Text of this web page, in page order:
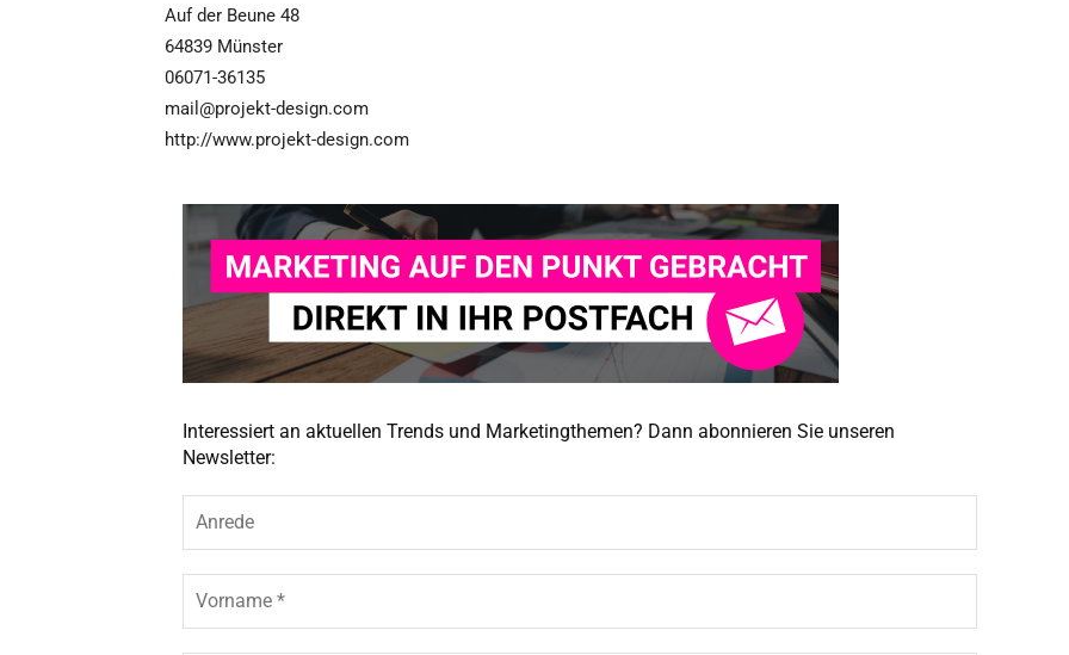
Auf der Beune 48
64839 Münster
06071-36135
mail@projekt-design.com
http://www.projekt-design.com
Interessiert an aktuellen Trends und Marketingthemen? Dann abonnieren Sie unseren
Newsletter: